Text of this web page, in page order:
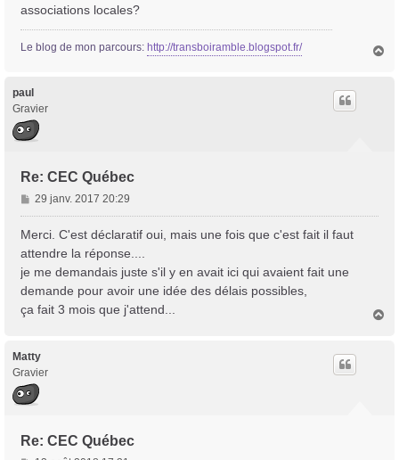
associations locales?
Le blog de mon parcours: http://transboiramble.blogspot.fr/
paul
Gravier
Re: CEC Québec
M
e
s
g
e
29 janv. 2017 20:29
Merci. C'est déclaratif oui, mais une fois que c'est fait il faut
attendre la réponse....
je me demandais juste s'il y en avait ici qui avaient fait une
demande pour avoir une idée des délais possibles,
ça fait 3 mois que j'attend...
Matty
Gravier
Re: CEC Québec